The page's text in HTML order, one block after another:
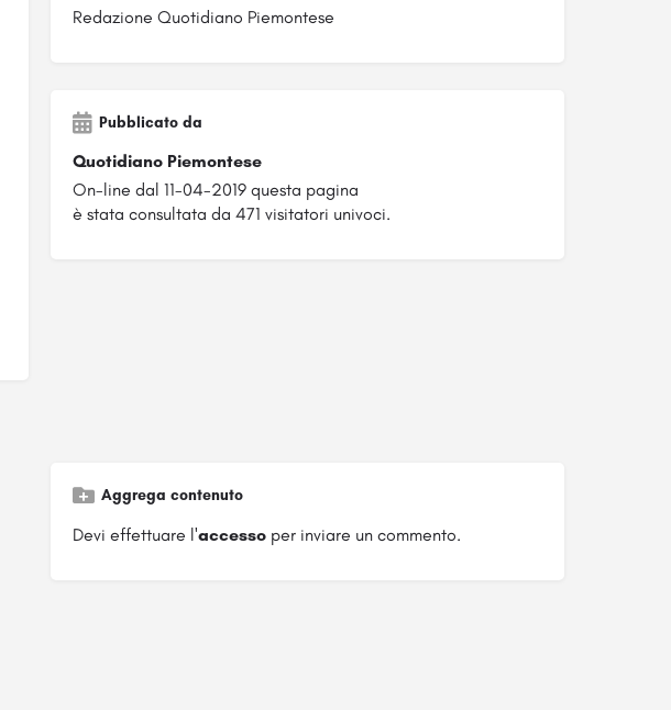
Redazione Quotidiano Piemontese
Pubblicato da
Quotidiano Piemontese
On-line dal 11-04-2019 questa pagina
è stata consultata da 471 visitatori univoci.
Aggrega contenuto
Devi effettuare l'accessoper inviare un commento.